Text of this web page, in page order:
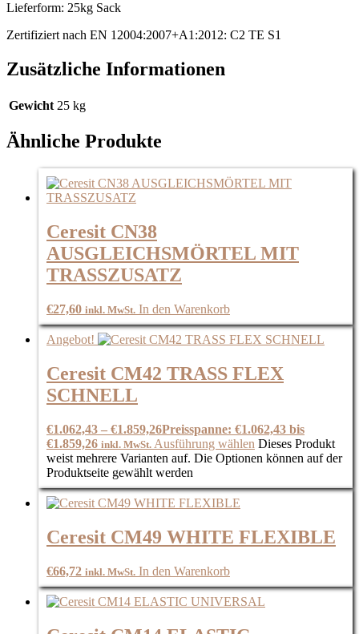
Lieferform: 25kg Sack
Zertifiziert nach EN 12004:2007+A1:2012: C2 TE S1
Zusätzliche Informationen
Gewicht 25 kg
Ähnliche Produkte
Ceresit CN38
AUSGLEICHSMÖRTEL MIT
TRASSZUSATZ
€27,60 inkl. MwSt. In den Warenkorb
Angebot!
Ceresit CM42 TRASS FLEX
SCHNELL
€1.062,43 – €1.859,26Preisspanne: €1.062,43 bis
€1.859,26 inkl. MwSt. Ausführung wählen Dieses Produkt
weist mehrere Varianten auf. Die Optionen können auf der
Produktseite gewählt werden
Ceresit CM49 WHITE FLEXIBLE
€66,72 inkl. MwSt. In den Warenkorb